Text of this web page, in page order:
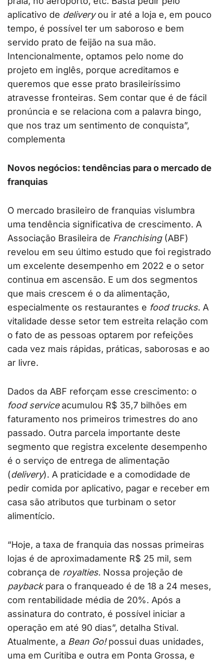
aplicativo de deliveryou ir até a loja e, em pouco
tempo, é possível ter um saboroso e bem
servido prato de feijão na sua mão.
Intencionalmente, optamos pelo nome do
projeto em inglês, porque acreditamos e
queremos que esse prato brasileiríssimo
atravesse fronteiras. Sem contar que é de fácil
pronúncia e se relaciona com a palavra bingo,
que nos traz um sentimento de conquista”,
complementa
Novos negócios: tendências para o mercado de
franquias
O mercado brasileiro de franquias vislumbra
uma tendência significativa de crescimento. A
Associação Brasileira de Franchising (ABF)
revelou em seu último estudo que foi registrado
um excelente desempenho em 2022 e o setor
continua em ascensão. E um dos segmentos
que mais crescem é o da alimentação,
especialmente os restaurantes e food trucks. A
vitalidade desse setor tem estreita relação com
o fato de as pessoas optarem por refeições
cada vez mais rápidas, práticas, saborosas e ao
ar livre.
Dados da ABF reforçam esse crescimento: o
food serviceacumulou R$ 35,7 bilhões em
faturamento nos primeiros trimestres do ano
passado. Outra parcela importante deste
segmento que registra excelente desempenho
é o serviço de entrega de alimentação
(delivery). A praticidade e a comodidade de
pedir comida por aplicativo, pagar e receber em
casa são atributos que turbinam o setor
alimentício.
“Hoje, a taxa de franquia das nossas primeiras
lojas é de aproximadamente R$ 25 mil, sem
cobrança de royalties. Nossa projeção de
paybackpara o franqueado é de 18 a 24 meses,
com rentabilidade média de 20%. Após a
assinatura do contrato, é possível iniciar a
operação em até 90 dias”, detalha Stival.
Atualmente, a Bean Go!possui duas unidades,
uma em Curitiba e outra em Ponta Grossa, e